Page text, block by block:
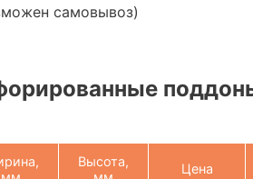
самовывоз)
Высота,
Цена